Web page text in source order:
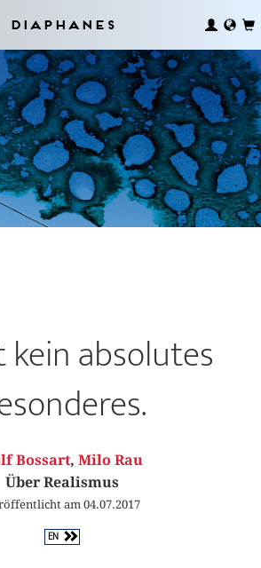
Diaphanes
kein absolutes
Bossart, Milo Rau
Über Realismus
am 04.07.2017
EN